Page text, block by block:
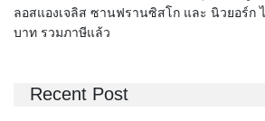
ลอสแองเจลิส ซานฟรานซิสโก และ นิวยอร์ก
บาท รวมภาษีแล้ว
Recent Post